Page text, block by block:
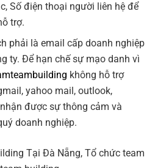
Số điện thoại người liên hệ để
trợ.
phải là email cấp doanh nghiệp
ty. Để hạn chế sự mạo danh vì
không hỗ trợ
yahoo mail, outlook,
được sự thông cảm và
doanh nghiệp.